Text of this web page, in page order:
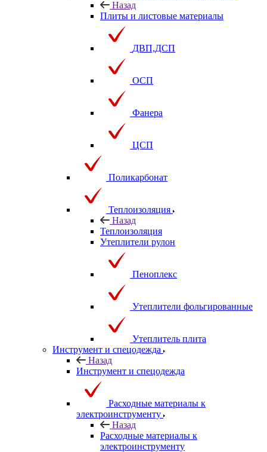
Назад
Плиты и листовые материалы
ДВП,ДСП
ОСП
Фанера
ЦСП
Поликарбонат
Теплоизоляция
Назад
Теплоизоляция
Утеплители рулон
Пеноплекс
Утеплители фольгированные
Утеплитель плита
Инструмент и спецодежда
Назад
Инструмент и спецодежда
Расходные материалы к
электроинструменту
Назад
Расходные материалы к
электроинструменту